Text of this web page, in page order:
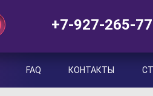
+7-927-265-
FAQ КОНТАКТЫ